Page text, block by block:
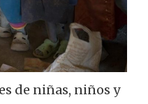
de niñas, niños y